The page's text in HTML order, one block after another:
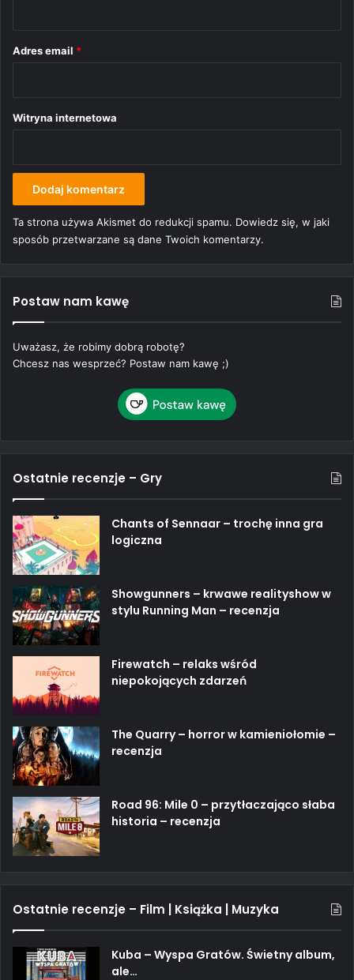
Adres email *
Witryna internetowa
Ta strona używa Akismet do redukcji spamu. Dowiedz się, w jaki
sposób przetwarzane są dane Twoich komentarzy.
Postaw nam kawę
Uważasz, że robimy dobrą robotę?
Chcesz nas wesprzeć? Postaw nam kawę ;)
Ostatnie recenzje – Gry
Chants of Sennaar – trochę inna gra
logiczna
Showgunners – krwawe realityshow w
stylu Running Man – recenzja
Firewatch – relaks wśród
niepokojących zdarzeń
The Quarry – horror w kamieniołomie –
recenzja
Road 96: Mile 0 – przytłaczająco słaba
historia – recenzja
Ostatnie recenzje – Film | Książka | Muzyka
Kuba – Wyspa Gratów. Świetny album,
ale…